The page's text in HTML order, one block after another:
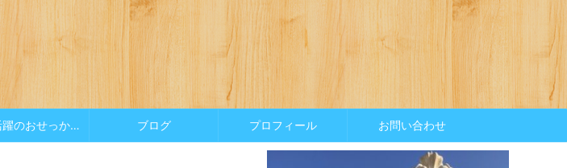
女性活躍のおせっかい ブログ プロフィール お問い合わせ